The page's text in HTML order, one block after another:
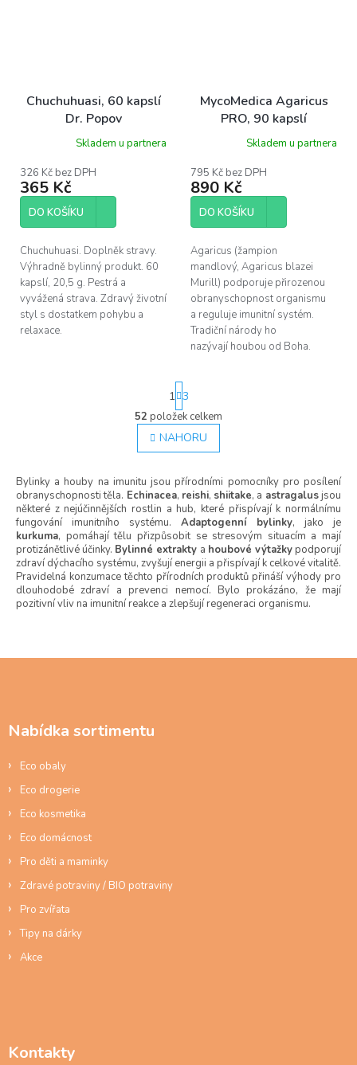
Chuchuhuasi, 60 kapslí
Dr. Popov
Skladem u partnera
326 Kč bez DPH
365 Kč
DO KOŠÍKU
Chuchuhuasi. Doplněk stravy.
Výhradně bylinný produkt. 60
kapslí, 20,5 g. Pestrá a
vyvážená strava. Zdravý životní
styl s dostatkem pohybu a
relaxace.
MycoMedica Agaricus
PRO, 90 kapslí
Skladem u partnera
795 Kč bez DPH
890 Kč
DO KOŠÍKU
Agaricus (žampion
mandlový, Agaricus blazei
Murill) podporuje přirozenou
obranyschopnost organismu
a reguluje imunitní systém.
Tradiční národy ho
nazývají houbou od Boha.
O
v
l
d
a
c
í
p
r
v
k
y
t
r
á
n
k
v
á
n
1 3
52 položek celkem
NAHORU
Bylinky a houby na imunitu jsou přírodními pomocníky pro posílení
obranyschopnosti těla. Echinacea, reishi, shiitake, a astragalusjsou
některé z nejúčinnějších rostlin a hub, které přispívají k normálnímu
fungování imunitního systému. Adaptogenní bylinky, jako je
kurkuma, pomáhají tělu přizpůsobit se stresovým situacím a mají
protizánětlivé účinky. Bylinné extrakty a houbové výtažkypodporují
zdraví dýchacího systému, zvyšují energii a přispívají k celkové vitalitě.
Pravidelná konzumace těchto přírodních produktů přináší výhody pro
dlouhodobé zdraví a prevenci nemocí. Bylo prokázáno, že mají
pozitivní vliv na imunitní reakce a zlepšují regeneraci organismu.
Nabídka sortimentu
Eco obaly
Eco drogerie
Eco kosmetika
Eco domácnost
Pro děti a maminky
Zdravé potraviny / BIO potraviny
Pro zvířata
Tipy na dárky
Akce
Kontakty